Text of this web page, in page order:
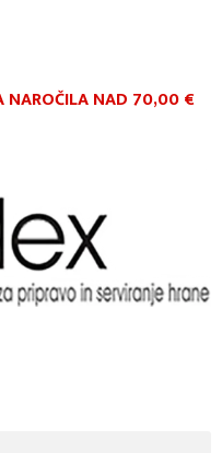
NAROČILANAD 70,00 €